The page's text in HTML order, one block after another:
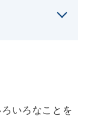
いろなことを